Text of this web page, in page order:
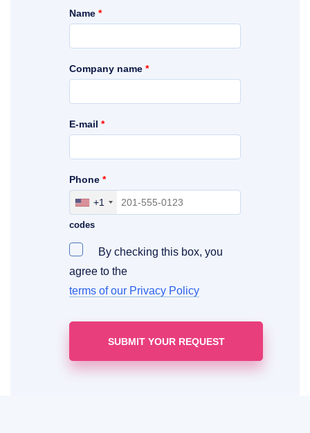
Name *
Company name *
E-mail *
Include your area, country and access
codes
+1
Phone *
By checking this box, you
agree to the
terms of our Privacy Policy